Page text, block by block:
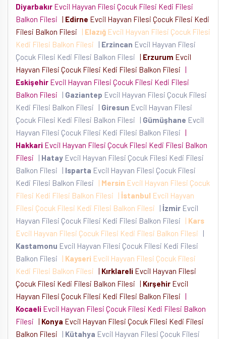
Diyarbakır Evcil Hayvan Filesi Çocuk Filesi Kedi Filesi
Balkon Filesi | Edirne Evcil Hayvan Filesi Çocuk Filesi Kedi
Filesi Balkon Filesi
| Elazığ Evcil Hayvan Filesi Çocuk Filesi
Kedi Filesi Balkon Filesi
| Erzincan Evcil Hayvan Filesi
Çocuk Filesi Kedi Filesi Balkon Filesi | Erzurum Evcil
Hayvan Filesi Çocuk Filesi Kedi Filesi Balkon Filesi |
Eskişehir Evcil Hayvan Filesi Çocuk Filesi Kedi Filesi
Balkon Filesi
| Gaziantep Evcil Hayvan Filesi Çocuk Filesi
Kedi Filesi Balkon Filesi
| Giresun Evcil Hayvan Filesi
Çocuk Filesi Kedi Filesi Balkon Filesi
| Gümüşhane Evcil
Hayvan Filesi Çocuk Filesi Kedi Filesi Balkon Filesi |
Hakkari Evcil Hayvan Filesi Çocuk Filesi Kedi Filesi Balkon
Filesi
| Hatay Evcil Hayvan Filesi Çocuk Filesi Kedi Filesi
Balkon Filesi
| Isparta Evcil Hayvan Filesi Çocuk Filesi
Kedi Filesi Balkon Filesi
| Mersin Evcil Hayvan Filesi Çocuk
Filesi Kedi Filesi Balkon Filesi
| İstanbul Evcil Hayvan
Filesi Çocuk Filesi Kedi Filesi Balkon Filesi
| İzmir Evcil
Hayvan Filesi Çocuk Filesi Kedi Filesi Balkon Filesi
| Kars
Evcil Hayvan Filesi Çocuk Filesi Kedi Filesi Balkon Filesi
|
Kastamonu Evcil Hayvan Filesi Çocuk Filesi Kedi Filesi
Balkon Filesi
| Kayseri Evcil Hayvan Filesi Çocuk Filesi
Kedi Filesi Balkon Filesi | Kırklareli Evcil Hayvan Filesi
Çocuk Filesi Kedi Filesi Balkon Filesi | Kırşehir Evcil
Hayvan Filesi Çocuk Filesi Kedi Filesi Balkon Filesi |
Kocaeli Evcil Hayvan Filesi Çocuk Filesi Kedi Filesi Balkon
Filesi | Konya Evcil Hayvan Filesi Çocuk Filesi Kedi Filesi
Balkon Filesi
| Kütahya Evcil Hayvan Filesi Çocuk Filesi